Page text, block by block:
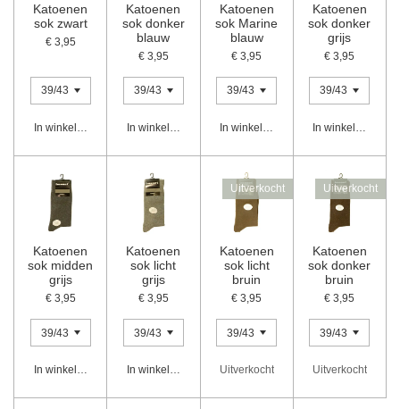
Katoenen
sok zwart
€ 3,95
In winkelwagen
Katoenen
sok donker
blauw
€ 3,95
In winkelwagen
Katoenen
sok Marine
blauw
€ 3,95
In winkelwagen
Katoenen
sok donker
grijs
€ 3,95
In winkelwagen
Katoenen
sok midden
grijs
€ 3,95
In winkelwagen
Katoenen
sok licht
grijs
€ 3,95
In winkelwagen
Uitverkocht
Katoenen
sok licht
bruin
€ 3,95
Uitverkocht
Uitverkocht
Katoenen
sok donker
bruin
€ 3,95
Uitverkocht